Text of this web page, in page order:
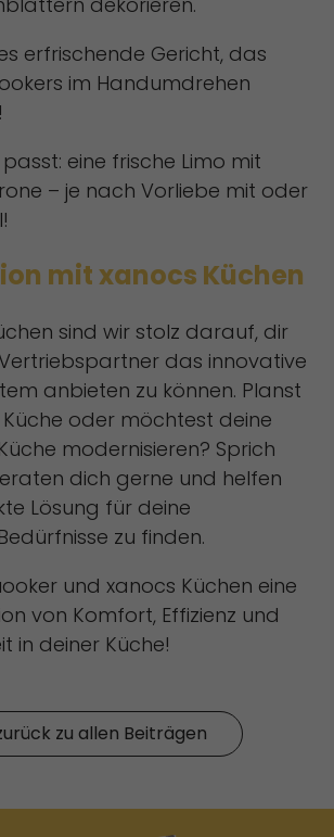
erfrischende Gericht, das
im Handumdrehen
eine frische Limo mit
– je nach Vorliebe mit oder
mit xanocs Küchen
sind wir stolz darauf, dir
das innovative
anbieten zu können. Planst
oder möchtest deine
modernisieren? Sprich
dich gerne und helfen
Lösung für deine
zu finden.
und xanocs Küchen eine
von Komfort, Effizienz und
in deiner Küche!
zu allen Beiträgen